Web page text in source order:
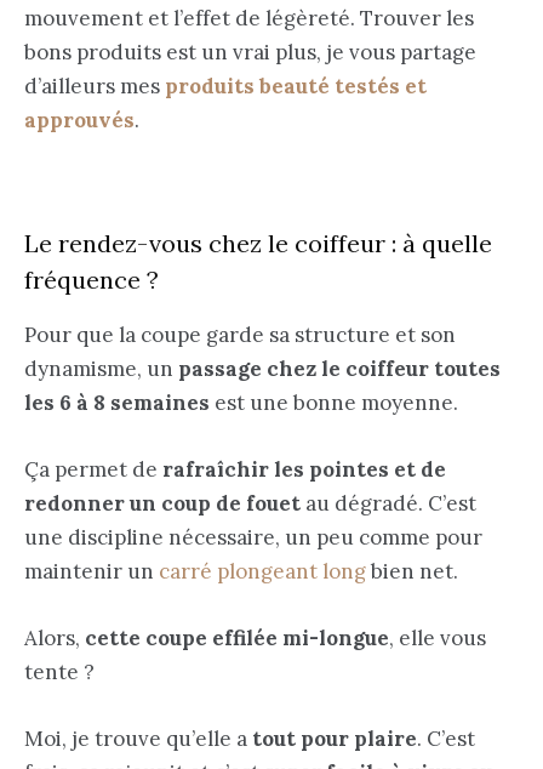
mouvement et l’effet de légèreté. Trouver les
bons produits est un vrai plus, je vous partage
d’ailleurs mes produits beauté testés et
approuvés.
Le rendez-vous chez le coiffeur : à quelle
fréquence ?
Pour que la coupe garde sa structure et son
dynamisme, un passage chez le coiffeur toutes
les 6 à 8 semaines est une bonne moyenne.
Ça permet de rafraîchir les pointes et de
redonner un coup de fouet au dégradé. C’est
une discipline nécessaire, un peu comme pour
maintenir un carré plongeant longbien net.
Alors, cette coupe effilée mi-longue, elle vous
tente ?
Moi, je trouve qu’elle a tout pour plaire. C’est